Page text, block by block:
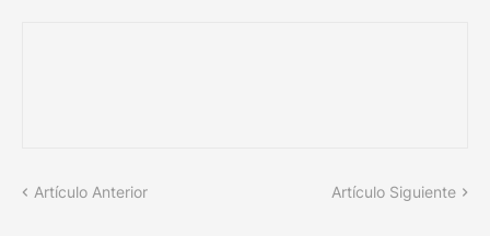
Artículo Anterior Artículo Siguiente